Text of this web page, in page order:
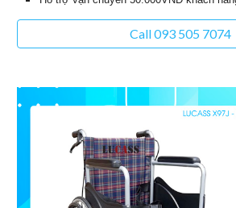
Call 093 505 7074